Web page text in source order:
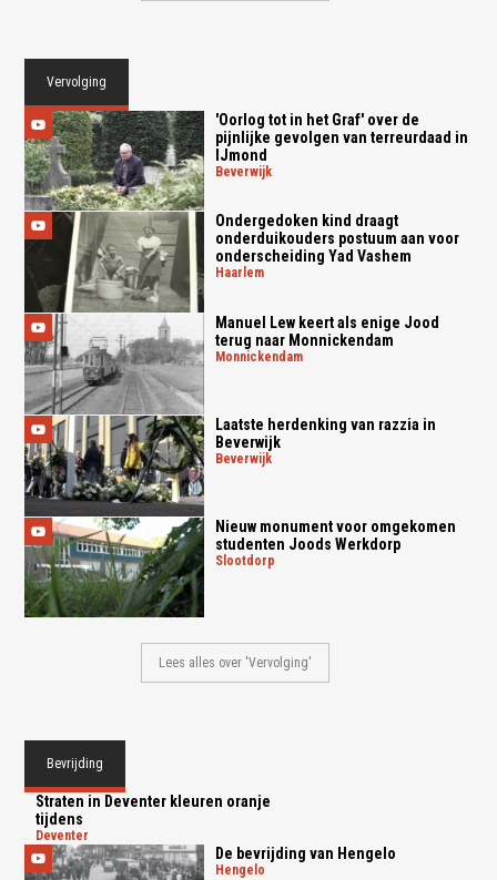
Vervolging
'Oorlog tot in het Graf' over de
pijnlijke gevolgen van terreurdaad in
IJmond
beverwijk
Ondergedoken kind draagt
onderduikouders postuum aan voor
onderscheiding Yad Vashem
haarlem
Manuel Lew keert als enige Jood
terug naar Monnickendam
monnickendam
Laatste herdenking van razzia in
Beverwijk
beverwijk
Nieuw monument voor omgekomen
studenten Joods Werkdorp
slootdorp
Lees alles over 'Vervolging'
Bevrijding
Straten in Deventer kleuren oranje
tijdens
deventer
De bevrijding van Hengelo
hengelo